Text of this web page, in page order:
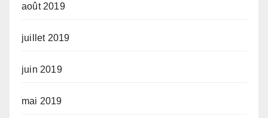
août 2019
juillet 2019
juin 2019
mai 2019